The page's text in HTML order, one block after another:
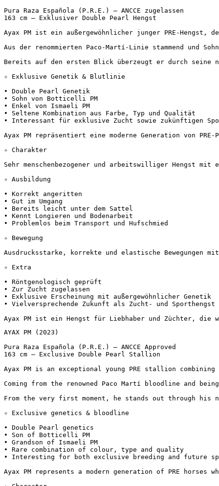
Pura Raza Española (P.R.E.) – ANCCE zugelassen
163 cm – Exklusiver Double Pearl Hengst
Ayax PM ist ein außergewöhnlicher junger PRE-
Aus der renommierten Paco-Martí-Linie stammend und
Bereits auf den ersten Blick überzeugt er durch seine
✧ Exklusive Genetik & Blutlinie
• Double Pearl Genetik
• Sohn von Botticelli PM
• Enkel von Ismaeli PM
• Seltene Kombination aus Farbe, Typ und Qualität
• Interessant für exklusive Zucht sowie zukünftigen
Ayax PM repräsentiert eine moderne Generation von
✧ Charakter
Sehr menschenbezogener und arbeitswilliger Hengst
✧ Ausbildung
• Korrekt angeritten
• Gut im Umgang
• Bereits leicht unter dem Sattel
• Kennt Longieren und Bodenarbeit
• Problemlos beim Transport und Hufschmied
✧ Bewegung
Ausdrucksstarke, korrekte und elastische
✧ Extra
• Röntgenologisch geprüft
• Zur Zucht zugelassen
• Exklusive Erscheinung mit außergewöhnlicher Genetik
• Vielversprechende Zukunft als Zucht- und Sporthengst
Ayax PM ist ein Hengst für Liebhaber und Züchter, die
AYAX PM (2023)
Pura Raza Española (P.R.E.) – ANCCE Approved
163 cm – Exclusive Double Pearl Stallion
Ayax PM is an exceptional young PRE stallion
Coming from the renowned Paco Martí bloodline and
From the very first moment, he stands out through his
✧ Exclusive genetics & bloodline
• Double Pearl genetics
• Son of Botticelli PM
• Grandson of Ismaeli PM
• Rare combination of colour, type and quality
• Interesting for both exclusive breeding and future
Ayax PM represents a modern generation of PRE